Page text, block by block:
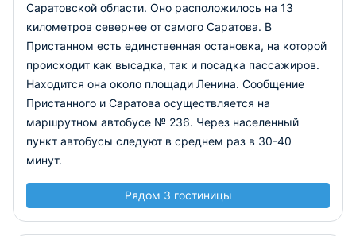
Саратовской области. Оно расположилось на 13
километров севернее от самого Саратова. В
Пристанном есть единственная остановка, на которой
происходит как высадка, так и посадка пассажиров.
Находится она около площади Ленина. Сообщение
Пристанного и Саратова осуществляется на
маршрутном автобусе № 236. Через населенный
пункт автобусы следуют в среднем раз в 30-40
минут.
Рядом 3 гостиницы